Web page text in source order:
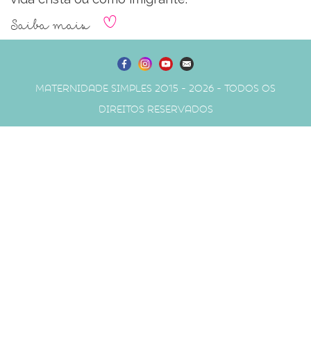
Saiba mais
Maternidade Simples 2015 - 2026 - Todos os
direitos reservados